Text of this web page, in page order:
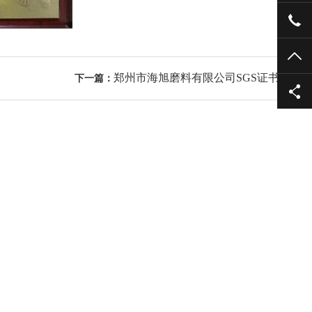
下一篇： 郑州市海旭磨料有限公司SGS证书